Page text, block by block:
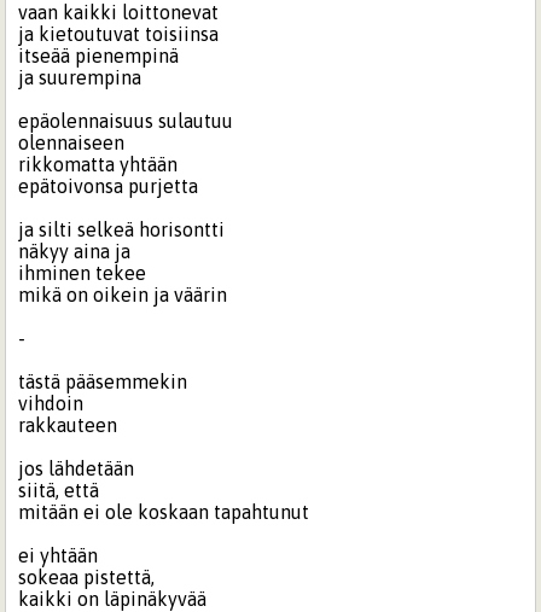
vaan kaikki loittonevat
ja kietoutuvat toisiinsa
itseää pienempinä
ja suurempina
epäolennaisuus sulautuu
olennaiseen
rikkomatta yhtään
epätoivonsa purjetta
ja silti selkeä horisontti
näkyy aina ja
ihminen tekee
mikä on oikein ja väärin
-
tästä pääsemmekin
vihdoin
rakkauteen
jos lähdetään
siitä, että
mitään ei ole koskaan tapahtunut
ei yhtään
sokeaa pistettä,
kaikki on läpinäkyvää